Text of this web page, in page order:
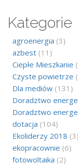
Kategorie
agroenergia (3)
azbest (11)
Ciepłe Mieszkanie
Czyste powietrze
Dla mediów (131)
Doradztwo
Doradztwo
dotacja (104)
Ekoliderzy 2018 (3)
ekopracownie (6)
fotowoltaika (2)